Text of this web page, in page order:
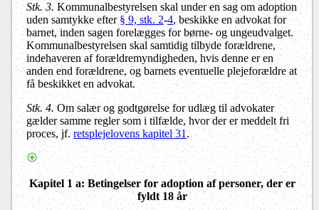
Stk. 3.Kommunalbestyrelsen skal under en sag om adoption
uden samtykke efter§ 9, stk. 2-4, beskikke en advokat for
barnet, inden sagen forelægges for børne- og ungeudvalget.
Kommunalbestyrelsen skal samtidig tilbyde forældrene,
indehaveren af forældremyndigheden, hvis denne er en
anden end forældrene, og barnets eventuelle plejeforældre at
få beskikket en advokat.
Stk. 4. Om salær og godtgørelse for udlæg til advokater
gælder samme regler som i tilfælde, hvor der er meddelt fri
proces, jf.retsplejelovens kapitel 31.
Kapitel 1 a: Betingelser for adoption af personer, der er
fyldt 18 år